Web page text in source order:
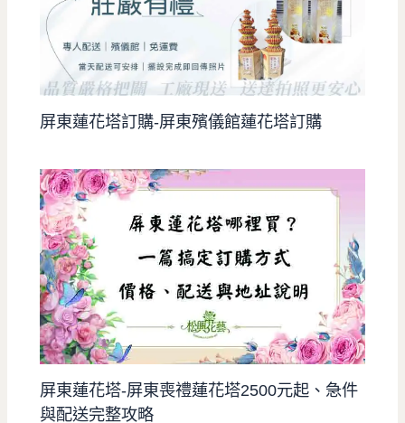
屏東蓮花塔訂購-屏東殯儀館蓮花塔訂購
屏東蓮花塔-屏東喪禮蓮花塔2500元起、急件
與配送完整攻略